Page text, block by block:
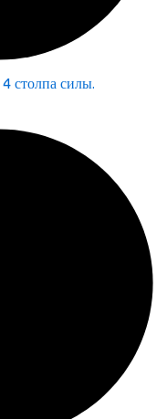
столпа силы.